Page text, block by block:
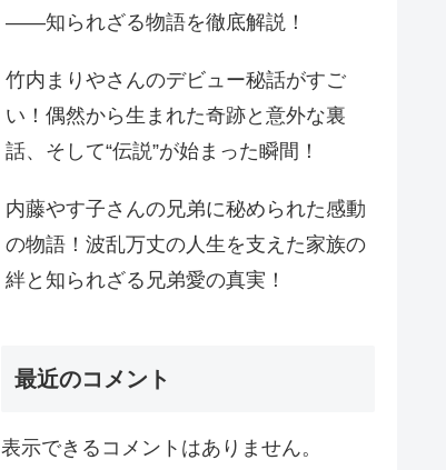
——知られざる物語を徹底解説！
竹内まりやさんのデビュー秘話がすご
い！偶然から生まれた奇跡と意外な裏
話、そして“伝説”が始まった瞬間！
内藤やす子さんの兄弟に秘められた感動
の物語！波乱万丈の人生を支えた家族の
絆と知られざる兄弟愛の真実！
最近のコメント
表示できるコメントはありません。